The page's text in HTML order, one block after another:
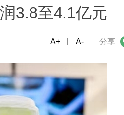
3.8至4.1亿元
分享
微信 微博
A+ A-